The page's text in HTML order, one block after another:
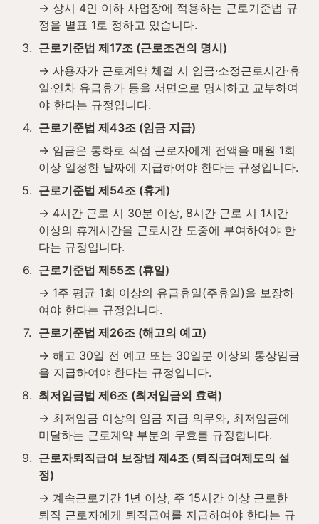
→ 상시 4인 이하 사업장에 적용하는 근로기준법 규
정을 별표 1로 정하고 있습니다.
3. 근로기준법 제17조 (근로조건의 명시)
→ 사용자가 근로계약 체결 시 임금·소정근로시간·휴
일·연차 유급휴가 등을 서면으로 명시하고 교부하여
야 한다는 규정입니다.
4. 근로기준법 제43조 (임금 지급)
→ 임금은 통화로 직접 근로자에게 전액을 매월 1회
이상 일정한 날짜에 지급하여야 한다는 규정입니다.
5. 근로기준법 제54조 (휴게)
→ 4시간 근로 시 30분 이상, 8시간 근로 시 1시간
이상의 휴게시간을 근로시간 도중에 부여하여야 한
다는 규정입니다.
6. 근로기준법 제55조 (휴일)
→ 1주 평균 1회 이상의 유급휴일(주휴일)을 보장하
여야 한다는 규정입니다.
7. 근로기준법 제26조 (해고의 예고)
→ 해고 30일 전 예고 또는 30일분 이상의 통상임금
을 지급하여야 한다는 규정입니다.
8. 최저임금법 제6조 (최저임금의 효력)
→ 최저임금 이상의 임금 지급 의무와, 최저임금에
미달하는 근로계약 부분의 무효를 규정합니다.
9. 근로자퇴직급여 보장법 제4조 (퇴직급여제도의 설
정)
→ 계속근로기간 1년 이상, 주 15시간 이상 근로한
퇴직 근로자에게 퇴직급여를 지급하여야 한다는 규